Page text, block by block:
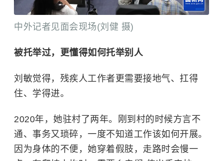
中外记者见面会现场(刘健 摄)
被托举过，更懂得如何托举别人
刘敏觉得，残疾人工作者更需要接地气、扛得
住、学得进。
2020年，她驻村了两年。刚到村的时候方言不
通、事务又琐碎，一度不知道工作该如何开展。
因为身体的不便，她穿着假肢，走路时会慢一